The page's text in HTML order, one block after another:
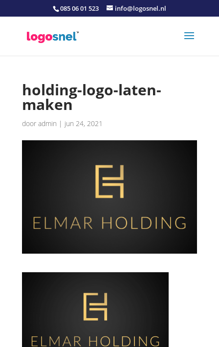
085 06 01 523 info@logosnel.nl
holding-logo-laten-
maken
door admin | jun 24, 2021